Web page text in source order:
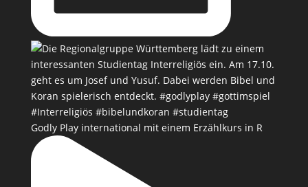
Godly Play international mit einem Erzählkurs in R